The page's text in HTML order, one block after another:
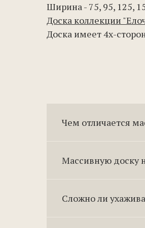
Ширина - 75, 95, 125,
Доска коллекции
Доска имеет 4х-
Чем отличается
Массивную доску
Сложно ли